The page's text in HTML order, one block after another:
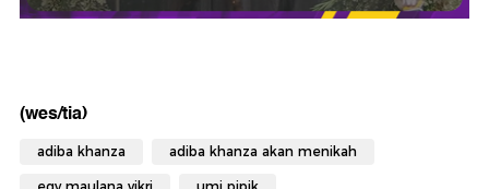
(wes/tia)
adiba khanza adiba khanza akan menikah